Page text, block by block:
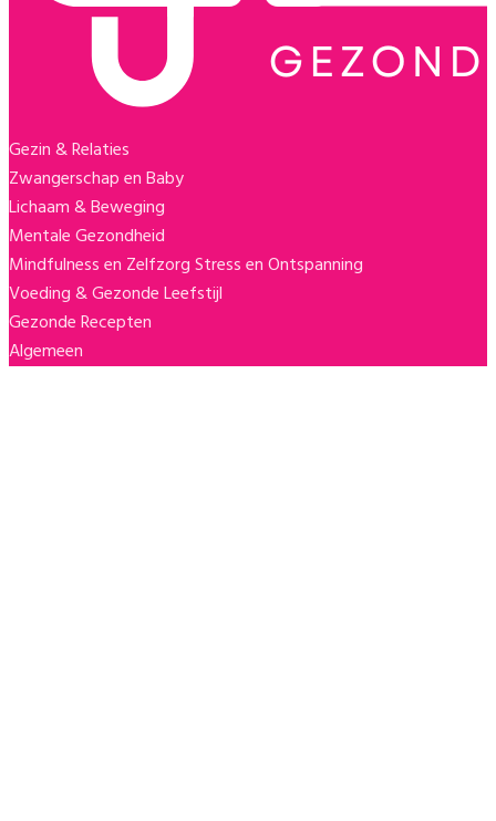
Gezin & Relaties
Zwangerschap en Baby
Lichaam & Beweging
Mentale Gezondheid
Mindfulness en ZelfzorgStress en Ontspanning
Voeding & Gezonde Leefstijl
Gezonde Recepten
Algemeen